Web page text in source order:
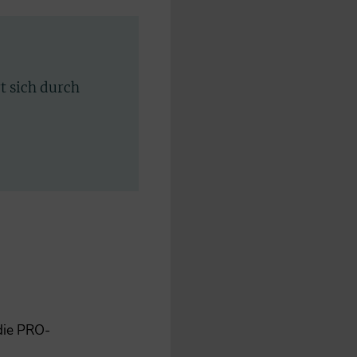
sich durch
PRO-